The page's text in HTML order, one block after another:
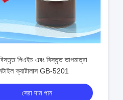
পিএইচ এবং বিস্তৃত তাপমাত্রা
ক্যাটালাস GB-5201
সেরা দাম পান